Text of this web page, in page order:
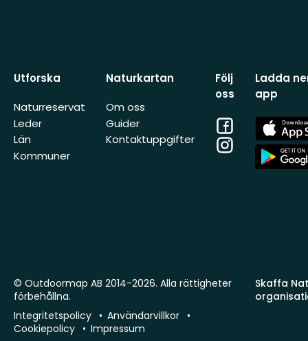
Utforska
Naturreservat
Leder
Län
Kommuner
Naturkartan
Om oss
Guider
Kontaktuppgifter
Följ
oss
Facebook
Instagram
Ladda
app
App
Store
App
Store
Skaffa
© Outdoormap AB 2014-2026. Alla rättigheter
förbehållna.
Integritetspolicy
Användarvillkor
Cookiepolicy
Impressum